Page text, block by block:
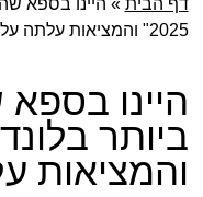
תפריט ראשי
לתוכן
דף הבית » היינו בספא
2025" והמציאות עלתה על כל דמיון
היינו
והמציאות